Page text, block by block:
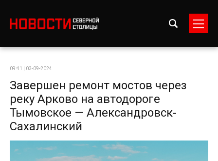
09:41 | 03-09-2024
Завершен ремонт мостов через
реку Арково на автодороге
Тымовское — Александровск-
Сахалинский